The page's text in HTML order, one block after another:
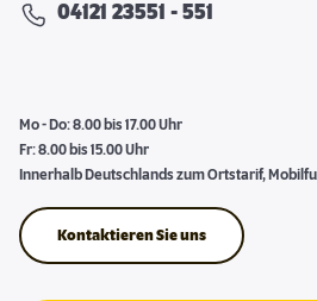
04121 23551 - 551
Mo - Do: 8.00 bis 17.00 Uhr
Fr: 8.00 bis 15.00 Uhr
Innerhalb Deutschlands zum Ortstarif,
Kontaktieren Sie uns